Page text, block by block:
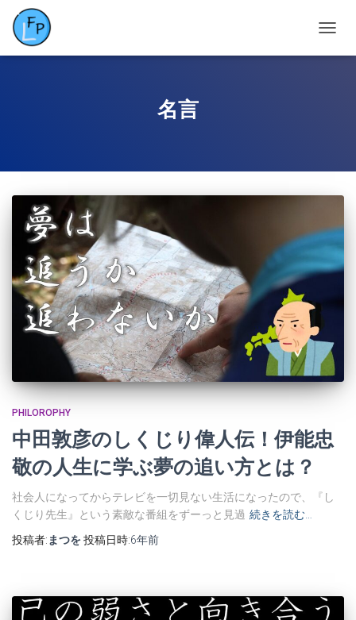
ビ
名言
PHILOROPHY
中田敦彦のしくじり偉人伝！伊能忠
敬の人生に学ぶ夢の追い方とは？
社会人になってからテレビを一切見ない生活になったので、『し
くじり先生』という素敵な番組をずーっと見過 続きを読む…
投稿者: まつを投稿日時:6年前